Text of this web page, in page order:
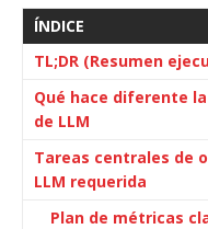
ÍNDICE
TL;DR (Resumen
Qué hace diferente
de LLM
Tareas centrales de
LLM requerida
Plan de métricas